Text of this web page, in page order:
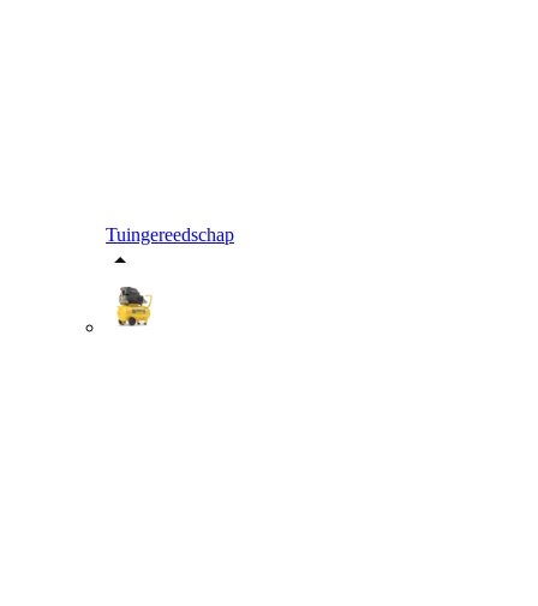
Tuingereedschap